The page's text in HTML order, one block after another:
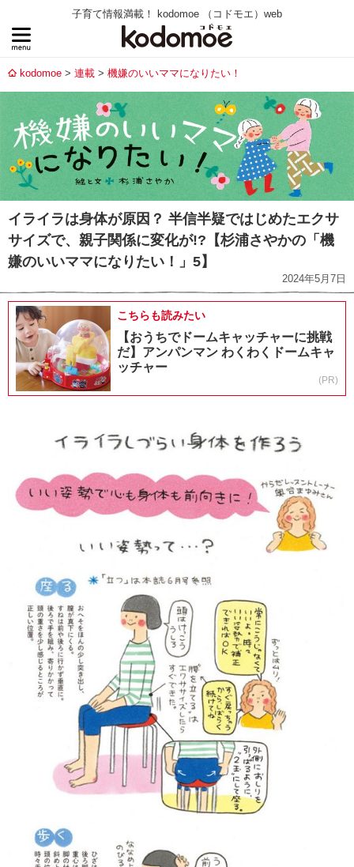
子育て情報満載！ kodomoe （コドモエ）web
kodomoe 連載 機嫌のいいママになりたい！
イライラは身体が原因？ 半信半疑ではじめたエクサ
サイズで、親子関係に変化が!?【杉浦さやかの「機
嫌のいいママになりたい！」5】
2024年5月7日
こちらも読みたい
【おうちでドームキャッチャーに挑戦
だ】アンパンマン わくわくドームキャ
ッチャー
(PR)